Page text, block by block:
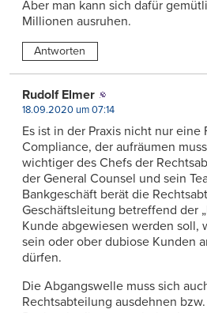
Aber man kann sich dafür
Millionen ausruhen.
Antworten
Rudolf Elmer
18.09.2020 um 07:14
Es ist in der Praxis nicht nur eine
Compliance, der aufräumen
wichtiger des Chefs der
der General Counsel und sein
Bankgeschäft berät die
Geschäftsleitung betreffend der
Kunde abgewiesen werden soll,
sein oder ober dubiose Kunden
dürfen.
Die Abgangswelle muss sich
Rechtsabteilung ausdehnen